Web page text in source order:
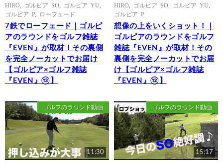
HIRO
ゴルピア SO ゴルピア YU
ゴルピア P
ローフェード
7鉄でローフェード｜ゴルピ
アのラウンドをゴルフ雑誌
『EVEN』が取材！その裏側
を完全ノーカットでお届け
【ゴルピア×ゴルフ雑誌
『EVEN』⑬】
HIRO
ゴルピア SO ゴルピア YU
ゴルピア P
想像の上をいくショット！｜
ゴルピアのラウンドをゴルフ
雑誌『EVEN』が取材！その
裏側を完全ノーカットでお届
け【ゴルピア×ゴルフ雑誌
『EVEN』⑫】
ゴルフのラウンド動画
11:30
ゴルフのラウンド動画
15:17